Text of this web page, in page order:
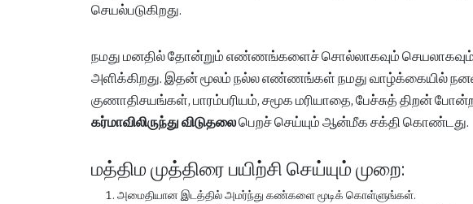
செயல்படுகிறது.
நமது மனதில் தோன்றும் எண்ணங்களைச் சொல்லாகவும் செயலாகவும்
அளிக்கிறது. இதன் மூலம் நல்ல எண்ணங்கள் நமது வாழ்க்கையில்
குணாதிசயங்கள், பாரம்பரியம், சமூக மரியாதை, பேச்சுத் திறன்
கர்மாவிலிருந்து விடுதலைபெறச் செய்யும் ஆன்மீக சக்தி கொண்டது.
மத்திம முத்திரை பயிற்சி செய்யும் முறை:
அமைதியான இடத்தில் அமர்ந்து கண்களை மூடிக் கொள்ளுங்கள்.